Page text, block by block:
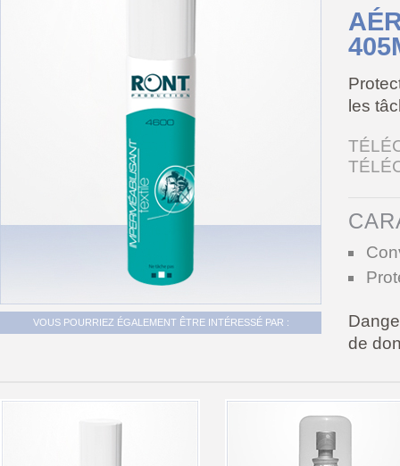
VOUS POURRIEZ ÉGALEMENT ÊTRE INTÉRESSÉ PAR :
les
de